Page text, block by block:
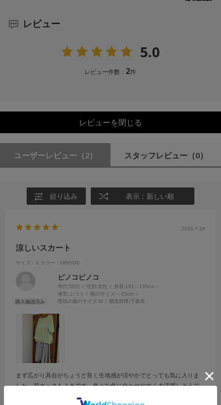
レビュー
5.0
レビュー件数：2件
レビューを閉じる
ユーザーレビュー （2） スタッフレビュー （0）
絞り込み 表示：新しい順
2026.7.29
涼しいスカート
サイズ：S カラー：GREIGE
ピノコピノコ
年代:50代 性別:女性 身長:151～155cm
体型: ふつう 靴のサイズ: ～23cm
普段の服のサイズ:M 都道府県:千葉県
まず広がり具合がちょうど良く生地感が涼やかでとっても気に入りま
した。前ホックもよきです。色々な色に合わせやすく大活躍しそうで